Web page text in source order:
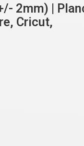
2mm) |
Cricut,